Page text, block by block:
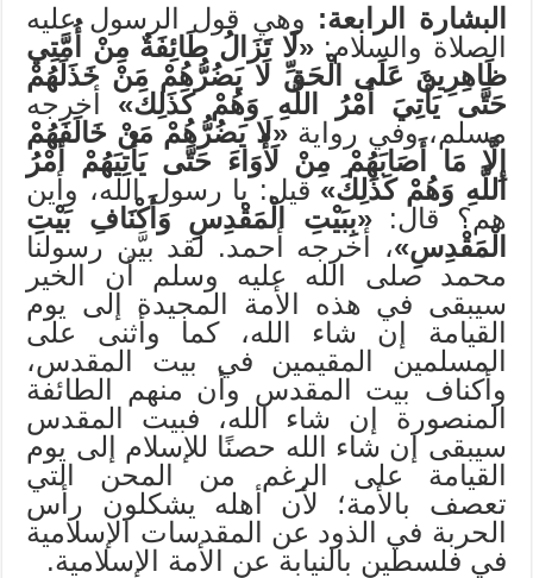
البشارة الرابعة: وهي قول الرسول عليه
الصلاة والسلام:«لَا تَزَالُ طَائِفَةٌ مِنْ أُمَّتِي
ظَاهِرِينَ عَلَى الْحَقِّ لَا يَضُرُّهُمْ مَنْ خَذَلَهُمْ
حَتَّى يَأْتِيَ أَمْرُ اللَّهِ وَهُمْ كَذَلِكَ»أخرجه
مسلم، وفي رواية «لَا يَضُرُّهُمْ مَنْ خَالَفَهُمْ
إِلَّا مَا أَصَابَهُمْ مِنْ لَأْوَاءَ حَتَّى يَأْتِيَهُمْ أَمْرُ
اللَّهِ وَهُمْ كَذَلِكَ»قيل: يا رسول الله، وأين
هم؟ قال:«بِبَيْتِ الْمَقْدِسِ وَأَكْنَافِ بَيْتِ
الْمَقْدِسِ»، أخرجه أحمد. لقد بيَّن رسولنا
محمد صلى الله عليه وسلم أن الخير
سيبقى في هذه الأمة المجيدة إلى يوم
القيامة إن شاء الله، كما وأثنى على
المسلمين المقيمين في بيت المقدس،
وأكناف بيت المقدس وأن منهم الطائفة
المنصورة إن شاء الله، فبيت المقدس
سيبقى إن شاء الله حصنًا للإسلام إلى يوم
القيامة على الرغم من المحن التي
تعصف بالأمة؛ لأن أهله يشكلون رأس
الحربة في الذود عن المقدسات الإسلامية
في فلسطين بالنيابة عن الأمة الإسلامية.